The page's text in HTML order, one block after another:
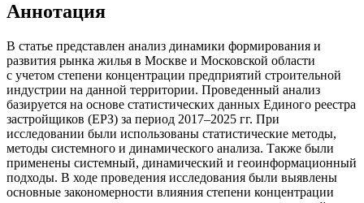
Аннотация
В статье представлен анализ динамики формирования и
развития рынка жилья в Москве и Московской области
с учетом степени концентрации предприятий строительной
индустрии на данной территории. Проведенный анализ
базируется на основе статистических данных Единого реестра
застройщиков (ЕРЗ) за период 2017–2025 гг. При
исследовании были использованы статистические методы,
методы системного и динамического анализа. Также были
применены системный, динамический и геоинформационный
подходы. В ходе проведения исследования были выявлены
основные закономерности влияния степени концентрации